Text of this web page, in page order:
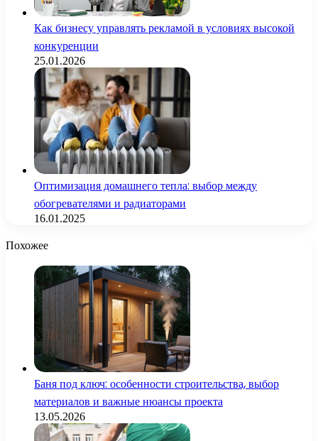
Как бизнесу управлять рекламой в условиях высокой
конкуренции
25.01.2026
Оптимизация домашнего тепла: выбор между
обогревателями и радиаторами
16.01.2025
Похожее
Баня под ключ: особенности строительства, выбор
материалов и важные нюансы проекта
13.05.2026